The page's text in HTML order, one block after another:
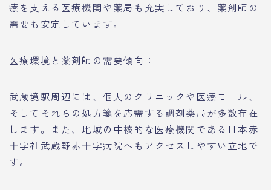
療を支える医療機関や薬局も充実しており、薬剤師の
需要も安定しています。
医療環境と薬剤師の需要傾向：
武蔵境駅周辺には、個人のクリニックや医療モール、
そしてそれらの処方箋を応需する調剤薬局が多数存在
します。また、地域の中核的な医療機関である日本赤
十字社武蔵野赤十字病院へもアクセスしやすい立地で
す。